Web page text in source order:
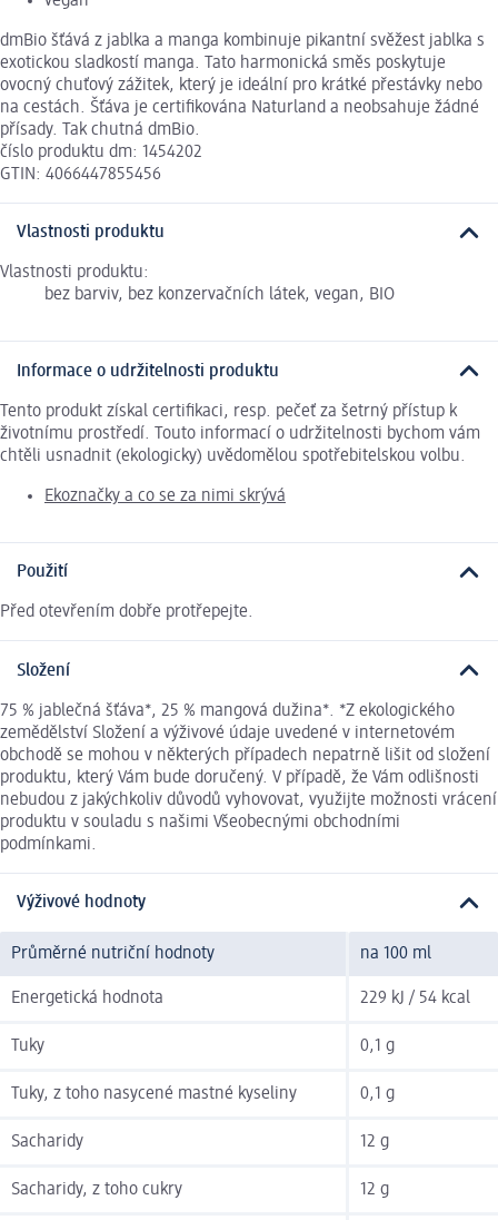
dmBio šťává z jablka a manga kombinuje pikantní svěžest jablka s
exotickou sladkostí manga. Tato harmonická směs poskytuje
ovocný chuťový zážitek, který je ideální pro krátké přestávky nebo
na cestách. Šťáva je certifikována Naturland a neobsahuje žádné
přísady. Tak chutná dmBio.
číslo produktu dm: 1454202
GTIN: 4066447855456
Vlastnosti produktu
Vlastnosti produktu:
bez barviv, bez konzervačních látek, vegan, BIO
Informace o udržitelnosti produktu
Tento produkt získal certifikaci, resp. pečeť za šetrný přístup k
životnímu prostředí. Touto informací o udržitelnosti bychom vám
chtěli usnadnit (ekologicky) uvědomělou spotřebitelskou volbu.
Ekoznačky a co se za nimi skrývá
Použití
Před otevřením dobře protřepejte.
Složení
75 % jablečná šťáva*, 25 % mangová dužina*. *Z ekologického
zemědělství Složení a výživové údaje uvedené v internetovém
obchodě se mohou v některých případech nepatrně lišit od složení
produktu, který Vám bude doručený. V případě, že Vám odlišnosti
nebudou z jakýchkoliv důvodů vyhovovat, využijte možnosti vrácení
produktu v souladu s našimi Všeobecnými obchodními
podmínkami.
Výživové hodnoty
Průměrné nutriční hodnoty na 100 ml
Energetická hodnota 229 kJ / 54 kcal
Tuky 0,1 g
Tuky, z toho nasycené mastné kyseliny 0,1 g
Sacharidy 12 g
Sacharidy, z toho cukry 12 g